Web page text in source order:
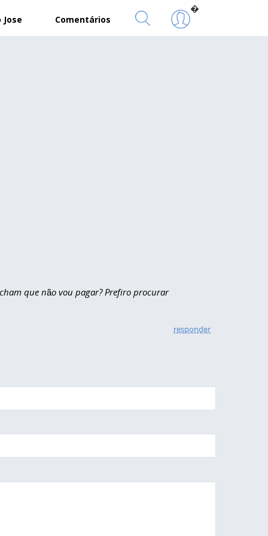
Comentários
�
que não vou pagar? Prefiro procurar
responder